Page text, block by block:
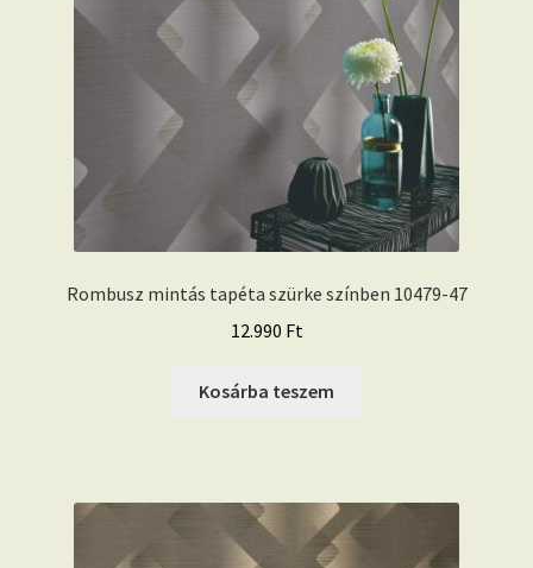
Rombusz mintás tapéta szürke színben 10479-47
12.990 Ft
Kosárba teszem